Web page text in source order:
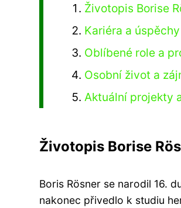
Životopis Borise
Kariéra a
Oblíbené role a
Osobní život a
Aktuální projekty
Životopis Borise
Boris Rösner se narodil 16.
nakonec přivedlo k studiu